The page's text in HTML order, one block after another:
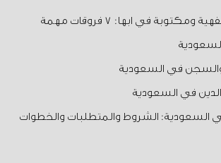
في ابها: 7 فروقات مهمة
والسجن في السعودية
في السعودية
السعودية: الشروط والمتطلبات والخطوات